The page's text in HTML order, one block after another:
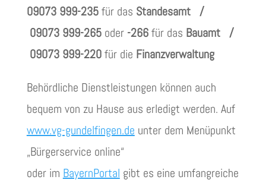
09073 999-235für das Standesamt /
09073 999-265 oder -266für das Bauamt /
09073 999-220für die Finanzverwaltung
Behördliche Dienstleistungen können auch
bequem von zu Hause aus erledigt werden. Auf
www.vg-gundelfingen.de unter dem Menüpunkt
„Bürgerservice online“
oder im BayernPortal gibt es eine umfangreiche